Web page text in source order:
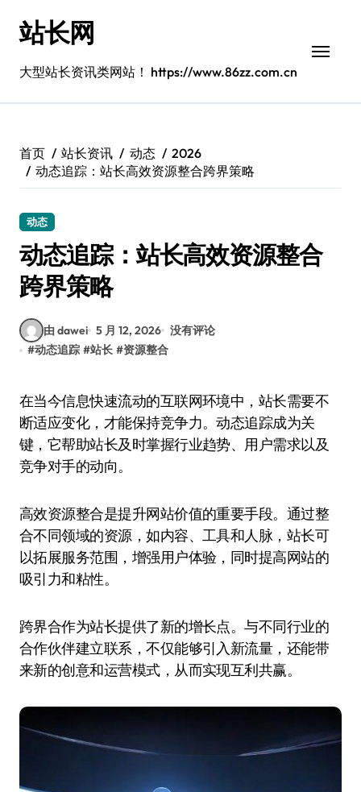
站长网
大型站长资讯类网站！ https://www.86zz.com.cn
首页 站长资讯 动态
2026
动态追踪：站长高效资源整合跨界策略
动态
动态追踪：站长高效资源整合
跨界策略
由 dawei 5 月 12, 2026 没有评论
#动态追踪 #站长 #资源整合
在当今信息快速流动的互联网环境中，站长需要不
断适应变化，才能保持竞争力。动态追踪成为关
键，它帮助站长及时掌握行业趋势、用户需求以及
竞争对手的动向。
高效资源整合是提升网站价值的重要手段。通过整
合不同领域的资源，如内容、工具和人脉，站长可
以拓展服务范围，增强用户体验，同时提高网站的
吸引力和粘性。
跨界合作为站长提供了新的增长点。与不同行业的
合作伙伴建立联系，不仅能够引入新流量，还能带
来新的创意和运营模式，从而实现互利共赢。